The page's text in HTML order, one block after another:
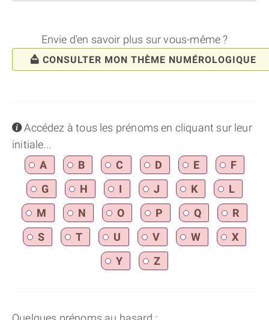
Envie d'en savoir plus sur vous-même ?
CONSULTER MON THÈME NUMÉROLOGIQUE
infoAccédez à tous les prénoms en cliquant sur leur
initiale...
A
B C D E
F
G
H I J K
L
M
N O P Q
R
S
T U V W
X
Y
Z